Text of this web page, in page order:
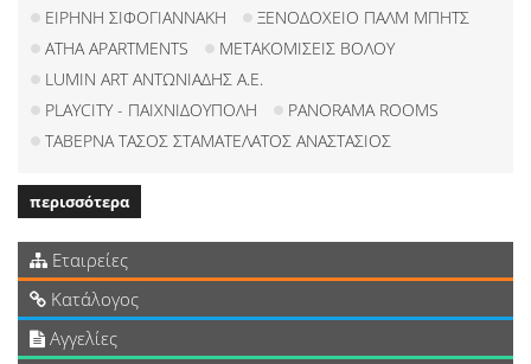
ΕΙΡΗΝΗ ΣΙΦΟΓΙΑΝΝΑΚΗ
ΞΕΝΟΔΟΧΕΙΟ ΠΑΛΜ ΜΠΗΤΣ
ATHA APARTMENTS
ΜΕΤΑΚΟΜΙΣΕΙΣ ΒΟΛΟΥ
LUMIN ART ΑΝΤΩΝΙΑΔΗΣ Α.Ε.
PLAYCITY - ΠΑΙΧΝΙΔΟΥΠΟΛΗ
PANORAMA ROOMS
ΤΑΒΕΡΝΑ ΤΑΣΟΣ ΣΤΑΜΑΤΕΛΑΤΟΣ ΑΝΑΣΤΑΣΙΟΣ
περισσότερα
Εταιρείες
Κατάλογος
Αγγελίες